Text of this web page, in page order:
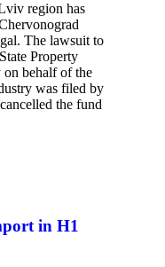
region has
The lawsuit to
Property
behalf of the
was filed by
the fund
in H1